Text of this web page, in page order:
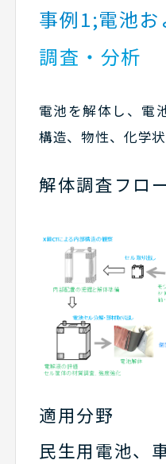
事例1;電池
調査・分析
電池を解体し、電
構造、物性、化学
解体調査フロ
適用分野
民生用電池、